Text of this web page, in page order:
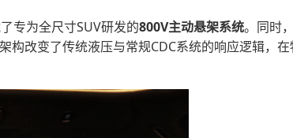
专为全尺寸SUV研发的800V主动悬架系统。同时
构改变了传统液压与常规CDC系统的响应逻辑，